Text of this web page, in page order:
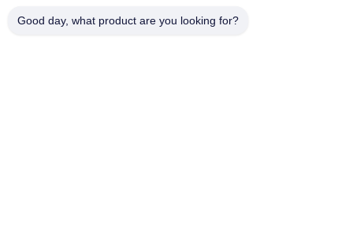
Good day, what product are you looking for?